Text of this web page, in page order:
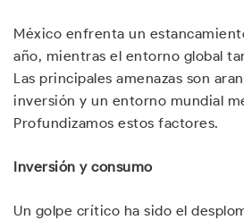
México enfrenta un
año, mientras el entorno global
Las principales amenazas son
inversión y un entorno mundial
Profundizamos estos factores.
Inversión y consumo
Un golpe crítico ha sido el